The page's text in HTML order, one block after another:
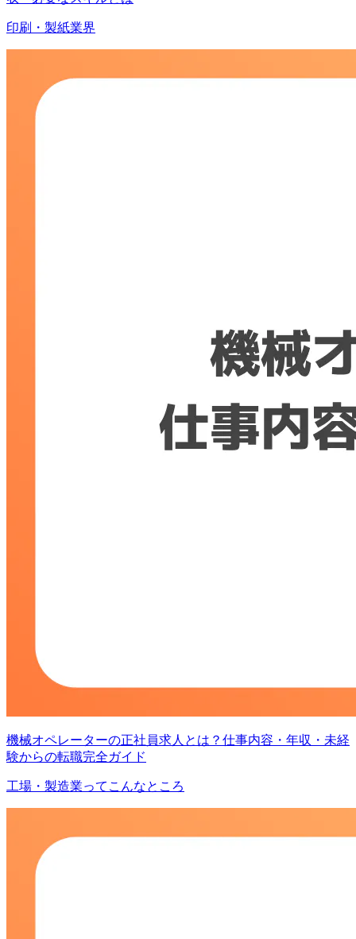
印刷・製紙業界
機械オペレーターの正社員求人とは？仕事内容・年収・未経
験からの転職完全ガイド
工場・製造業ってこんなところ